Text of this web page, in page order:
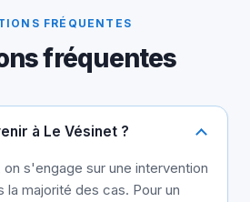
FRÉQUENTES
fréquentes
à Le Vésinet ?
s'engage sur une intervention
la majorité des cas. Pour un